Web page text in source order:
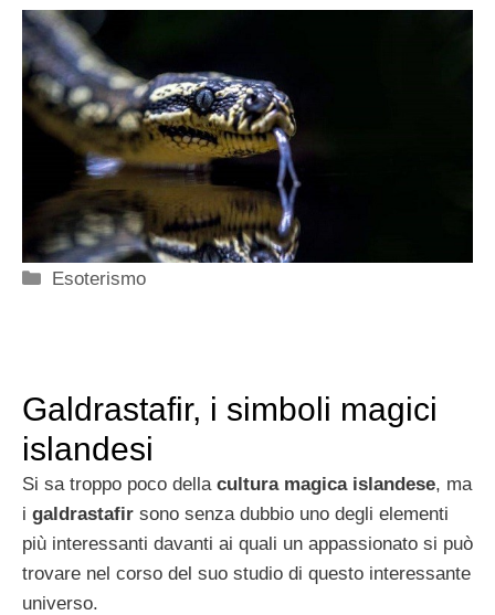
Categorie
Esoterismo
Galdrastafir, i simboli magici
islandesi
Si sa troppo poco dellacultura magica islandese, ma
i galdrastafir sono senza dubbio uno degli elementi
più interessanti davanti ai quali un appassionato si può
trovare nel corso del suo studio di questo interessante
universo.